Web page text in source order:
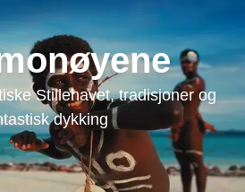
Stillehavet, tradisjoner og
dykking